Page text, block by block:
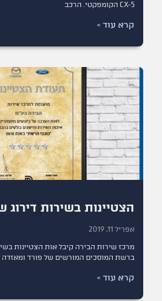
CX-5 הקומפקטי. הרכב
קרא עוד »
הצטיינות בשירות דירוג של 5
אפריל 11, 2019
ברשת המוסכים המורשים של פורד ומאזדה
קרא עוד »